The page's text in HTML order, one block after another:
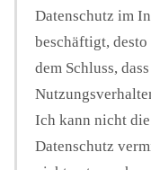
Datenschutz im
beschäftigt,
dem Schluss,
Ich kann nicht
Datenschutz